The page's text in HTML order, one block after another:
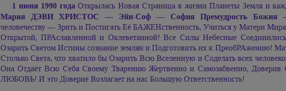
1 июня 1990 годаОткрылась Новая Страница в жизни Планеты Земля и
Мария ДЭВИ ХРИСТОС —Эйн-Соф — София Премудрость Божия—
человечеству — Зрить и Постигать Её БАЖЕНственность, Учиться у Матери
Открытой, ПРАславленной и Оклеветанной! Все Силы Небесные
Озарить Светом Истины сознание землян и Подготовить их к ПреобРАжению!
Столько Света, что хватило бы Озарить Всю Вселенную и Соделать всех
Она Отдаёт Всю Себя Своему Тварению Жертвенно и Самозабвенно,
ЛЮБОВЬ! И это Доверие Возлагает на нас Большую Ответственность!